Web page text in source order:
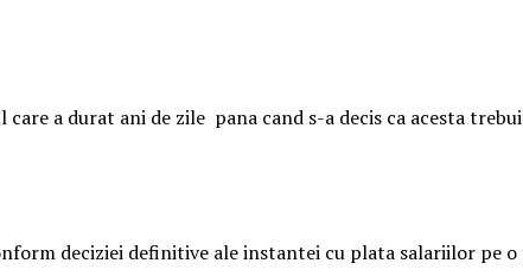
a durat ani de zile pana cand s-a decis ca acesta
deciziei definitive ale instantei cu plata salariilor pe o